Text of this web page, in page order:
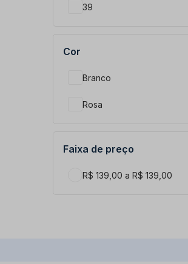
39
Cor
Branco
Rosa
Faixa de preço
R$ 139,00 a R$ 139,00